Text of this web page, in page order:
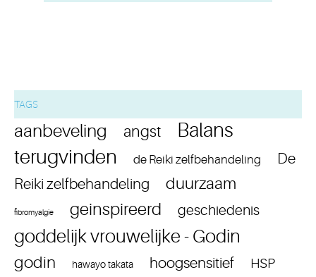
TAGS
aanbeveling angst
Balans
terugvinden
de Reiki zelfbehandeling
De
Reiki zelfbehandeling
duurzaam
fibromyalgie geinspireerd geschiedenis
goddelijk vrouwelijke - Godin
godin hawayo takata hoogsensitief HSP